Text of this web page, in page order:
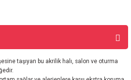
taşıyan bu akrilik halı, salon ve oturma